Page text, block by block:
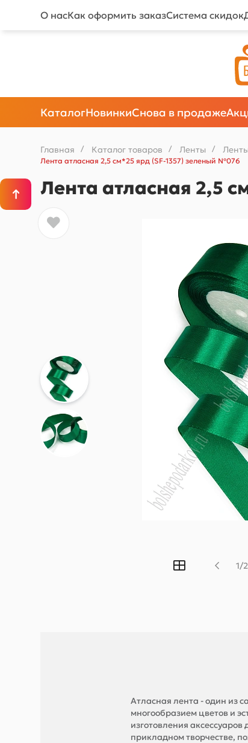
О насКак оформить заказСистема скидок
КаталогНовинкиСнова в продаже
Главная / Каталог товаров / Ленты /
Лента атласная 2,5 см*25 ярд (SF-1357) зеленый №076
Лента атласная 2,5
1/2
Атласная лента - один из
многообразием цветов и
изготовления
прикладном творчестве,